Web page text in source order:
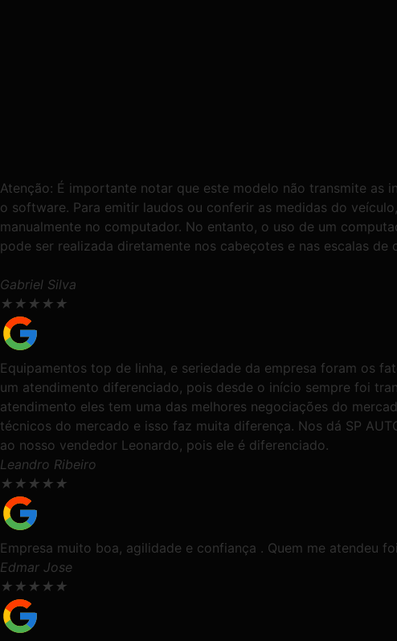
Atenção: É importante notar que este modelo não transmite as
o software. Para emitir laudos ou conferir as medidas do
manualmente no computador. No entanto, o uso de um
pode ser realizada diretamente nos cabeçotes e nas escalas de
Gabriel Silva
★ ★ ★ ★ ★
Equipamentos top de linha, e seriedade da empresa foram os
um atendimento diferenciado, pois desde o início sempre foi
atendimento eles tem uma das melhores negociações do
técnicos do mercado e isso faz muita diferença. Nos dá SP
ao nosso vendedor Leonardo, pois ele é diferenciado.
Leandro Ribeiro
★ ★ ★ ★ ★
Empresa muito boa, agilidade e confiança . Quem me atendeu
Edmar Jose
★ ★ ★ ★ ★